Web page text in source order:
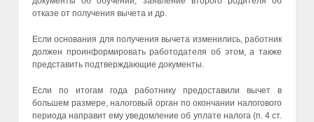
отказе от получения вычета и др.
Если основания для получения вычета изменились, работник
должен проинформировать работодателя об этом, а также
представить подтверждающие документы.
Если по итогам года работнику предоставили вычет в
большем размере, налоговый орган по окончании налогового
периода направит ему уведомление об уплате налога (п. 4 ст.